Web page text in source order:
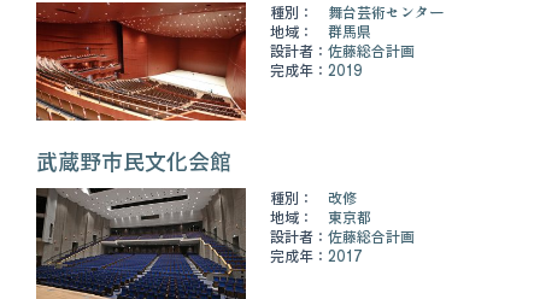
種別：
舞台芸術センター
地域：
群馬県
設計者： 佐藤総合計画
完成年： 2019
武蔵野市民文化会館
種別：
改修
地域：
東京都
設計者： 佐藤総合計画
完成年： 2017